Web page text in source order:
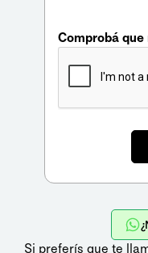
Comprobá
Si preferís que te